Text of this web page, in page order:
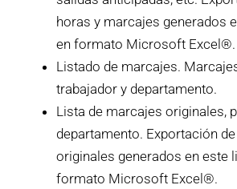
horas y marcajes generados
en formato Microsoft Excel®.
Listado de marcajes.
trabajador y departamento.
Lista de marcajes originales,
departamento. Exportación
originales generados en este
formato Microsoft Excel®.